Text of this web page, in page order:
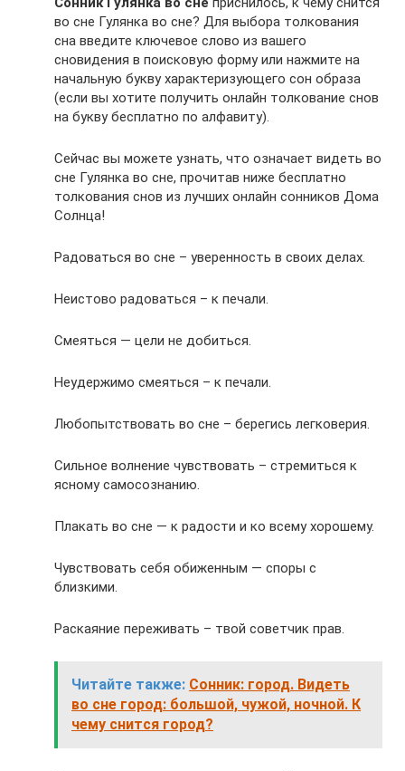
во сне Гулянка во сне? Для выбора толкования
сна введите ключевое слово из вашего
сновидения в поисковую форму или нажмите на
начальную букву характеризующего сон образа
(если вы хотите получить онлайн толкование снов
на букву бесплатно по алфавиту).
Сейчас вы можете узнать, что означает видеть во
сне Гулянка во сне, прочитав ниже бесплатно
толкования снов из лучших онлайн сонников Дома
Солнца!
Радоваться во сне – уверенность в своих делах.
Неистово радоваться – к печали.
Смеяться — цели не добиться.
Неудержимо смеяться – к печали.
Любопытствовать во сне – берегись легковерия.
Сильное волнение чувствовать – стремиться к
ясному самосознанию.
Плакать во сне — к радости и ко всему хорошему.
Чувствовать себя обиженным — споры с
близкими.
Раскаяние переживать – твой советчик прав.
Читайте также: Сонник: город. Видеть
во сне город: большой, чужой, ночной. К
чему снится город?